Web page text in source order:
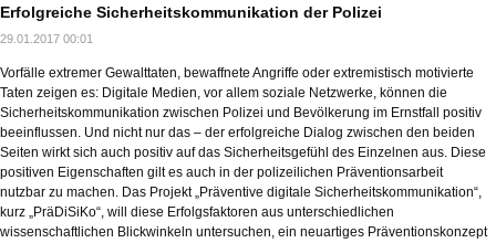
Erfolgreiche Sicherheitskommunikation der Polizei
29.01.2017 00:01
Vorfälle extremer Gewalttaten, bewaffnete Angriffe oder extremistisch motivierte
Taten zeigen es: Digitale Medien, vor allem soziale Netzwerke, können die
Sicherheitskommunikation zwischen Polizei und Bevölkerung im Ernstfall positiv
beeinflussen. Und nicht nur das – der erfolgreiche Dialog zwischen den beiden
Seiten wirkt sich auch positiv auf das Sicherheitsgefühl des Einzelnen aus. Diese
positiven Eigenschaften gilt es auch in der polizeilichen Präventionsarbeit
nutzbar zu machen. Das Projekt „Präventive digitale Sicherheitskommunikation“,
kurz „PräDiSiKo“, will diese Erfolgsfaktoren aus unterschiedlichen
wissenschaftlichen Blickwinkeln untersuchen, ein neuartiges Präventionskonzept